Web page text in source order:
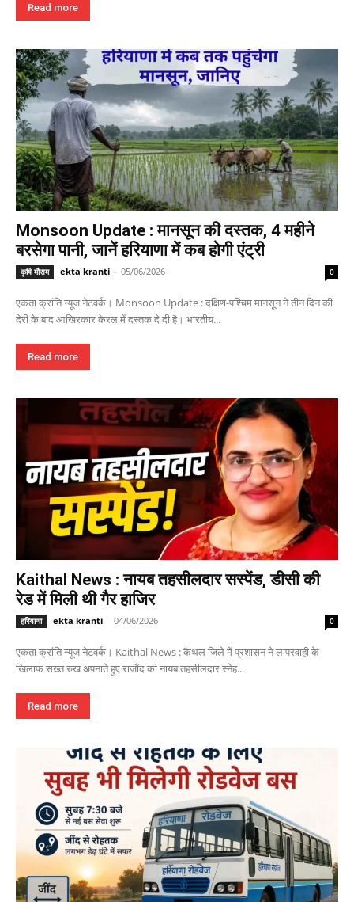
Read more
Monsoon Update : मानसून की दस्तक, 4 महीने
बरसेगा पानी, जानें हरियाणा में कब होगी एंट्री
कृषि मौसम ekta kranti - 05/06/2026 0
एकता क्रांति न्यूज नेटवर्क। Monsoon Update : दक्षिण-पश्चिम मानसून ने तीन दिन की
देरी के बाद आखिरकार केरल में दस्तक दे दी है। भारतीय...
Read more
Kaithal News : नायब तहसीलदार सस्पेंड, डीसी की
रेड में मिली थी गैर हाजिर
हरियाणा ekta kranti - 04/06/2026 0
एकता क्रांति न्यूज नेटवर्क। Kaithal News : कैथल जिले में प्रशासन ने लापरवाही के
खिलाफ सख्त रुख अपनाते हुए राजौंद की नायब तहसीलदार स्नेह...
Read more